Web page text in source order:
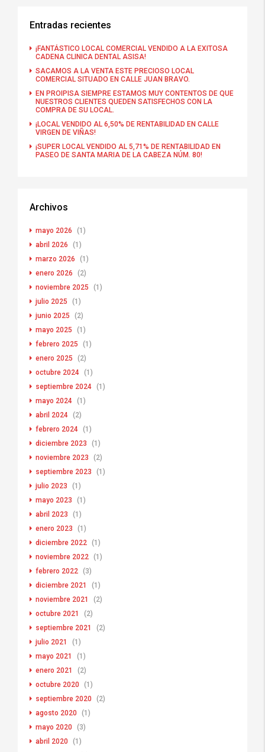
Entradas recientes
¡FANTÁSTICO LOCAL COMERCIAL VENDIDO A LA EXITOSA
CADENA CLINICA DENTAL ASISA!
SACAMOS A LA VENTA ESTE PRECIOSO LOCAL
COMERCIAL SITUADO EN CALLE JUAN BRAVO.
EN PROIPISA SIEMPRE ESTAMOS MUY CONTENTOS DE QUE
NUESTROS CLIENTES QUEDEN SATISFECHOS CON LA
COMPRA DE SU LOCAL.
¡LOCAL VENDIDO AL 6,50% DE RENTABILIDAD EN CALLE
VIRGEN DE VIÑAS!
¡SUPER LOCAL VENDIDO AL 5,71% DE RENTABILIDAD EN
PASEO DE SANTA MARIA DE LA CABEZA NÚM. 80!
Archivos
mayo 2026
(1)
abril 2026
(1)
marzo 2026
(1)
enero 2026
(2)
noviembre 2025
(1)
julio 2025
(1)
junio 2025
(2)
mayo 2025
(1)
febrero 2025
(1)
enero 2025
(2)
octubre 2024 (1)
septiembre 2024 (1)
mayo 2024 (1)
abril 2024 (2)
febrero 2024 (1)
diciembre 2023
(1)
noviembre 2023
(2)
septiembre 2023
(1)
julio 2023
(1)
mayo 2023
(1)
abril 2023
(1)
enero 2023
(1)
diciembre 2022 (1)
noviembre 2022 (1)
febrero 2022 (3)
diciembre 2021
(1)
noviembre 2021
(2)
octubre 2021
(2)
septiembre 2021
(2)
julio 2021
(1)
mayo 2021
(1)
enero 2021
(2)
octubre 2020
(1)
septiembre 2020
(2)
agosto 2020
(1)
mayo 2020
(3)
abril 2020
(1)